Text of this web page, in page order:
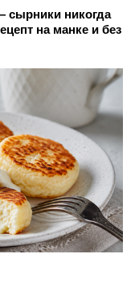
сырники никогда
на манке и без